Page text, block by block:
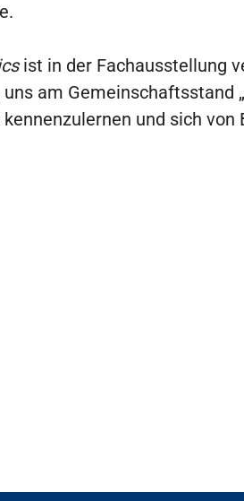
ist in der Fachausstellung
am Gemeinschaftsstand
und sich